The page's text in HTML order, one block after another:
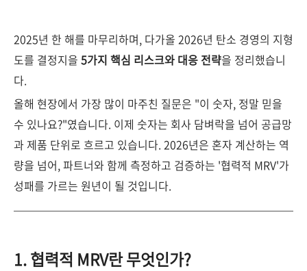
2025년 한 해를 마무리하며, 다가올 2026년 탄소 경영의 지형
도를 결정지을 5가지 핵심 리스크와 대응 전략을 정리했습니
다.
올해 현장에서 가장 많이 마주친 질문은 "이 숫자, 정말 믿을
수 있나요?"였습니다. 이제 숫자는 회사 담벼락을 넘어 공급망
과 제품 단위로 흐르고 있습니다. 2026년은 혼자 계산하는 역
량을 넘어, 파트너와 함께 측정하고 검증하는 '협력적 MRV'가
성패를 가르는 원년이 될 것입니다.
1. 협력적 MRV란 무엇인가?